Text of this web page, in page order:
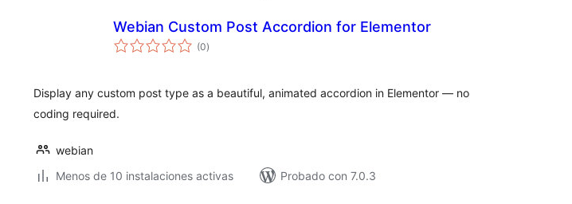
Webian Custom Post Accordion for Elementor
(0valoraciones
en
)
Display any custom post type as a beautiful, animated accordion in Elementor — no
coding required.
webian
Menos de 10 instalaciones activas
Probado con 7.0.3